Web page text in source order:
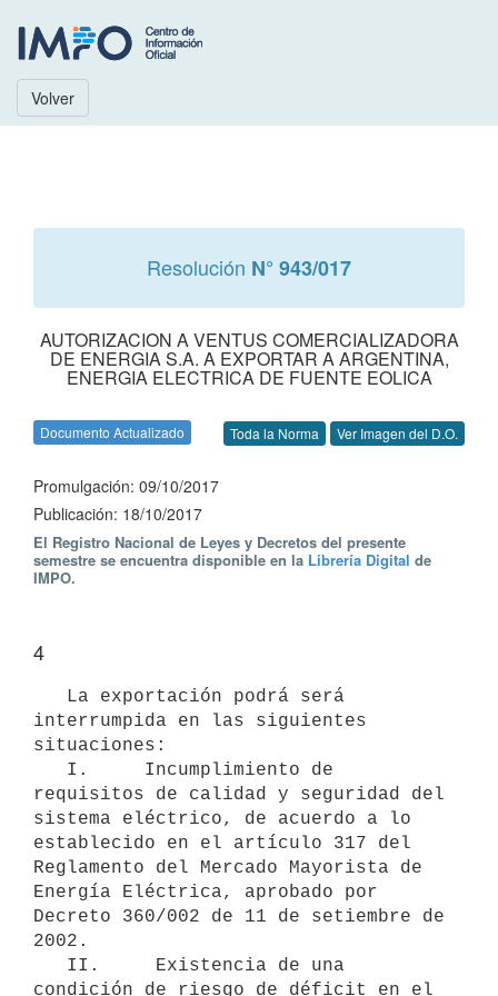
Volver
Resolución N° 943/017
AUTORIZACION A VENTUS COMERCIALIZADORA
DE ENERGIA S.A. A EXPORTAR A ARGENTINA,
ENERGIA ELECTRICA DE FUENTE EOLICA
Documento Actualizado Toda la Norma Ver Imagen del D.O.
Promulgación: 09/10/2017
Publicación: 18/10/2017
El Registro Nacional de Leyes y Decretos del presente
semestre se encuentra disponible en la Librería Digital de
IMPO.
4
interrumpida en las siguientes
situaciones:
requisitos de calidad y seguridad del
sistema eléctrico, de acuerdo a lo
establecido en el artículo 317 del
Reglamento del Mercado Mayorista de
Energía Eléctrica, aprobado por
Decreto 360/002 de 11 de setiembre de
2002.
condición de riesgo de déficit en el